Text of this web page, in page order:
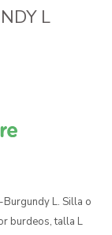
L
L. Silla o
burdeos, talla L